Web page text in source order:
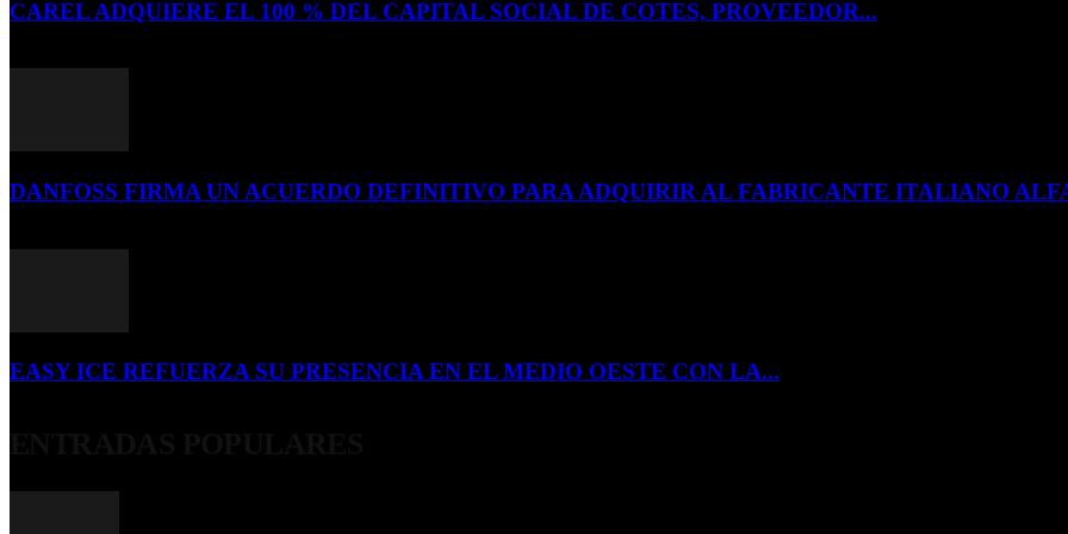
CAREL ADQUIERE EL 100 % DEL CAPITAL SOCIAL DE COTES, PROVEEDOR...
DANFOSS FIRMA UN ACUERDO DEFINITIVO PARA ADQUIRIR AL FABRICANTE ITALIANO
EASY ICE REFUERZA SU PRESENCIA EN EL MEDIO OESTE CON LA...